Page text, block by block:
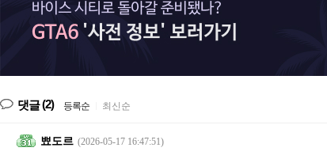
댓글(2) 등록순 최신순
뾰도르 (2026-05-17 16:47:51)